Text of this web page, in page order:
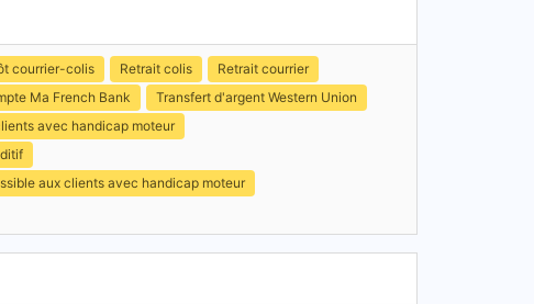
courrier-colis Retrait colis
Retrait courrier
Ma French Bank
Transfert d'argent Western Union
avec handicap moteur
aux clients avec handicap moteur